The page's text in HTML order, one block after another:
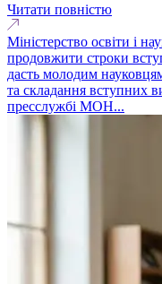
Читати повністю
Міністерство освіти і
продовжити строки
дасть молодим
та складання вступних
пресслужбі МОН...